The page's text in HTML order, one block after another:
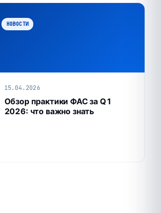
НОВОСТИ
15.04.2026
Обзор практики ФАС за Q1
2026: что важно знать